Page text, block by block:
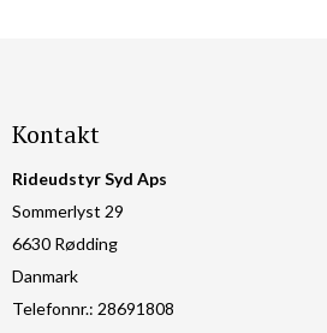
Kontakt
Rideudstyr Syd Aps
Sommerlyst 29
6630 Rødding
Danmark
Telefonnr.: 28691808